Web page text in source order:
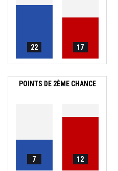
22 17
POINTS DE 2ÈME CHANCE
7 12